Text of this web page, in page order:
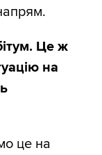
Це ж
на
це на